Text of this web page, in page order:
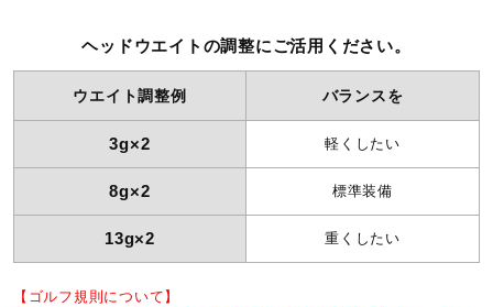
ヘッドウエイトの調整にご活用ください。
ウエイト調整例 バランスを
3g×2 軽くしたい
8g×2 標準装備
13g×2 重くしたい
【ゴルフ規則について】